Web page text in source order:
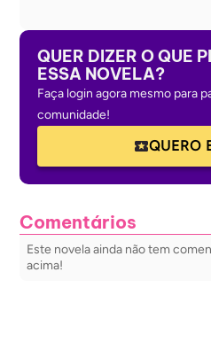
QUER DIZER O QUE
ESSA NOVELA?
Faça login agora mesmo para
comunidade!
QUERO
Comentários
Este novela ainda não tem
acima!